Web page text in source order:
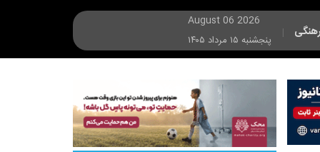
|
August 06 2026
پنجشنبه ۱۵ مرداد ۱۴۰۵